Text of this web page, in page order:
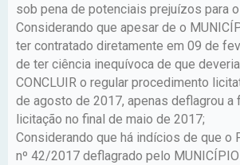
sob pena de potenciais prejuízos para
Considerando que apesar de o
ter contratado diretamente em 09 de
de ter ciência inequívoca de que
CONCLUIR o regular procedimento
de agosto de 2017, apenas deflagrou a
licitação no final de maio de 2017;
Considerando que há indícios de que o
nº 42/2017 deflagrado pelo